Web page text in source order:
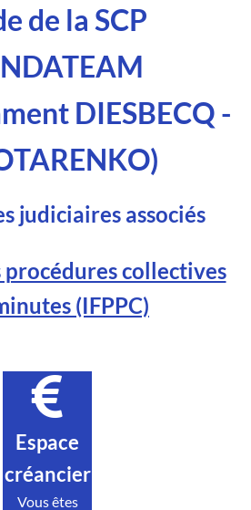
de la SCP
DIESBECQ -
judiciaires associés
collectives
(IFPPC)
Espace
créancier
Vous êtes